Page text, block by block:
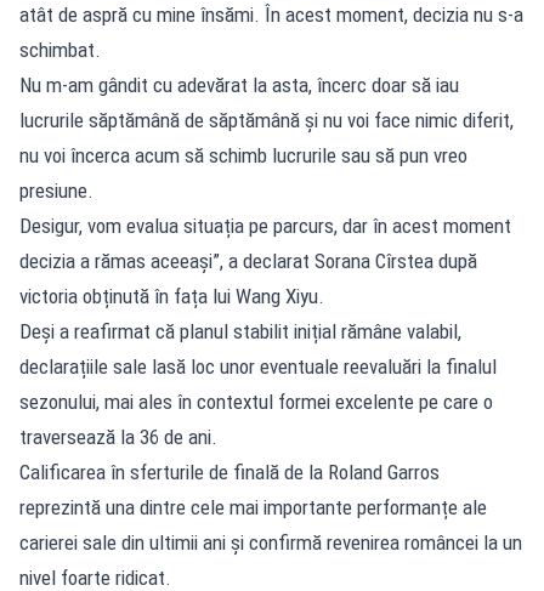
atât de aspră cu mine însămi. În acest moment, decizia nu s-a
schimbat.
Nu m-am gândit cu adevărat la asta, încerc doar să iau
lucrurile săptămână de săptămână și nu voi face nimic diferit,
nu voi încerca acum să schimb lucrurile sau să pun vreo
presiune.
Desigur, vom evalua situația pe parcurs, dar în acest moment
decizia a rămas aceeași”, a declarat Sorana Cîrstea după
victoria obținută în fața lui Wang Xiyu.
Deși a reafirmat că planul stabilit inițial rămâne valabil,
declarațiile sale lasă loc unor eventuale reevaluări la finalul
sezonului, mai ales în contextul formei excelente pe care o
traversează la 36 de ani.
Calificarea în sferturile de finală de la Roland Garros
reprezintă una dintre cele mai importante performanțe ale
carierei sale din ultimii ani și confirmă revenirea româncei la un
nivel foarte ridicat.